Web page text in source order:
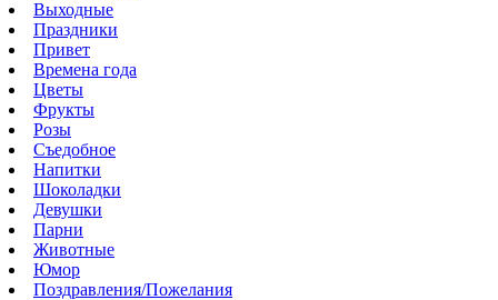
Выходные
Праздники
Привет
Времена года
Цветы
Фрукты
Розы
Съедобное
Напитки
Шоколадки
Девушки
Парни
Животные
Юмор
Поздравления/Пожелания